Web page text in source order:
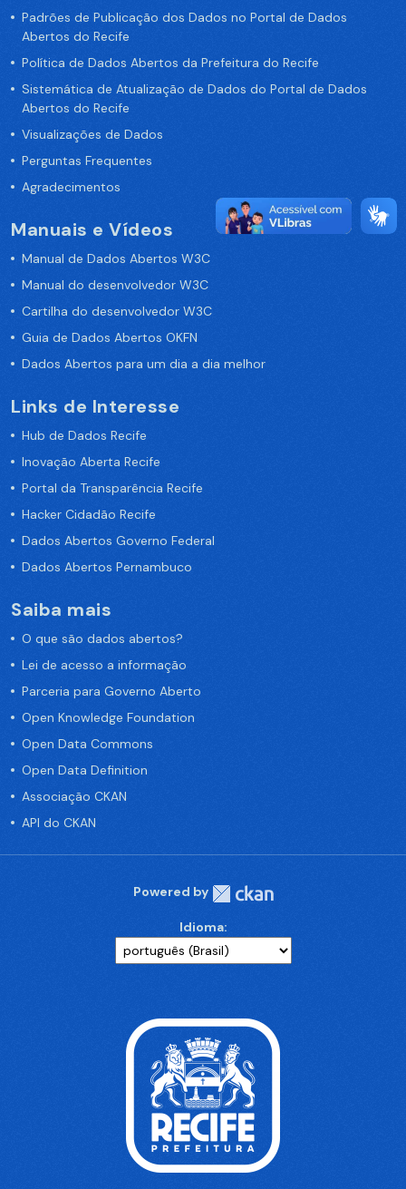
Padrões de Publicação dos Dados no Portal de Dados
Abertos do Recife
Política de Dados Abertos da Prefeitura do Recife
Sistemática de Atualização de Dados do Portal de Dados
Abertos do Recife
Visualizações de Dados
Perguntas Frequentes
Agradecimentos
Manuais e Vídeos
Manual de Dados Abertos W3C
Manual do desenvolvedor W3C
Cartilha do desenvolvedor W3C
Guia de Dados Abertos OKFN
Dados Abertos para um dia a dia melhor
Links de Interesse
Hub de Dados Recife
Inovação Aberta Recife
Portal da Transparência Recife
Hacker Cidadão Recife
Dados Abertos Governo Federal
Dados Abertos Pernambuco
Saiba mais
O que são dados abertos?
Lei de acesso a informação
Parceria para Governo Aberto
Open Knowledge Foundation
Open Data Commons
Open Data Definition
Associação CKAN
API do CKAN
Powered by
Idioma